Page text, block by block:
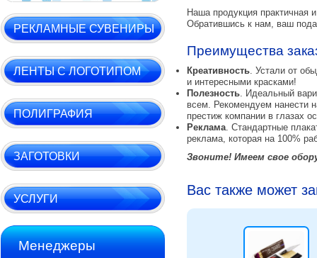
РЕКЛАМНЫЕ СУВЕНИРЫ
ЛЕНТЫ С ЛОГОТИПОМ
ПОЛИГРАФИЯ
ЗАГОТОВКИ
УСЛУГИ
Менеджеры
Наша продукция практичная
Обратившись к нам, ваш
Преимущества
Креативность . Устали от
и интересными красками!
Полезность . Идеальный
всем. Рекомендуем нанести
престиж компании в глазах
Реклама . Стандартные
реклама, которая на 100%
Звоните! Имеем свое
Вас также может